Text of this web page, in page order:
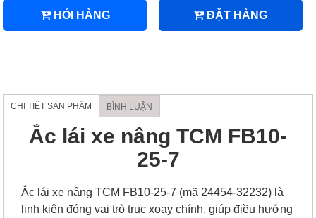
HỎI HÀNG ĐẶT HÀNG
CHI TIẾT SẢN PHẨM BÌNH LUẬN
Ắc lái xe nâng TCM FB10-
25-7
Ắc lái xe nâng TCM FB10-25-7 (mã 24454-32232) là
linh kiện đóng vai trò trục xoay chính, giúp điều hướng